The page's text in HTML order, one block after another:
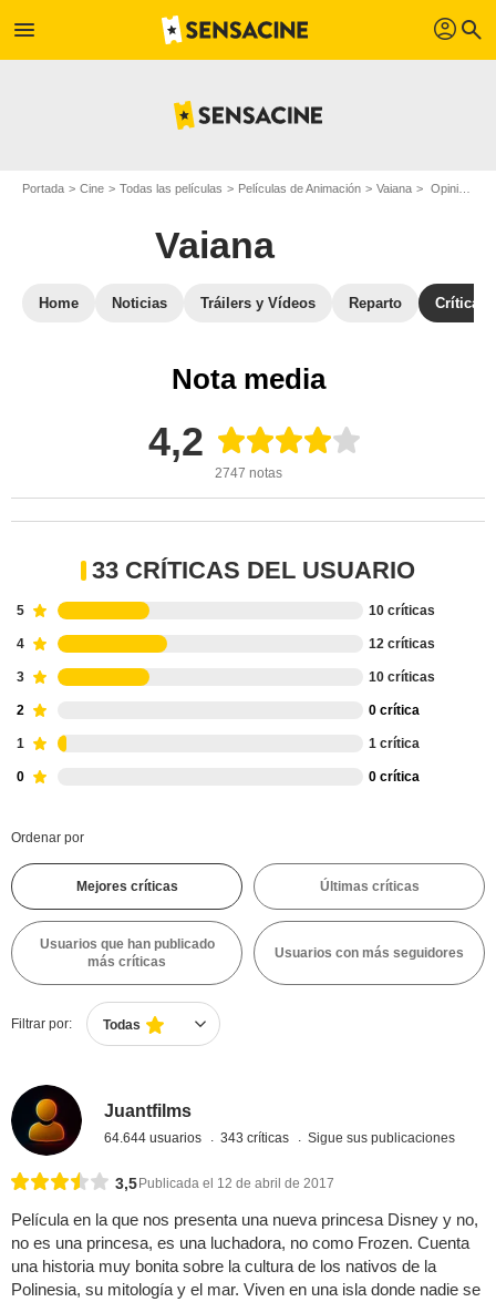
menu profil search
Portada Cine Todas las películas Películas de Animación Vaiana Opiniones sobre Vaiana
Vaiana
Home Noticias Tráilers y Vídeos Reparto Críticas
Nota media
4,2
2747 notas
33 CRÍTICAS DEL USUARIO
5 10 críticas
4 12 críticas
3 10 críticas
2 0 crítica
1 1 crítica
0 0 crítica
Ordenar por
Mejores críticas Últimas críticas
Usuarios que han publicado
más críticas
Usuarios con más seguidores
Filtrar por: Todas
Juantfilms
64.644 usuarios 343 críticas Sigue sus publicaciones
3,5 Publicada el 12 de abril de 2017
Película en la que nos presenta una nueva princesa Disney y no,
no es una princesa, es una luchadora, no como Frozen. Cuenta
una historia muy bonita sobre la cultura de los nativos de la
Polinesia, su mitología y el mar. Viven en una isla donde nadie se